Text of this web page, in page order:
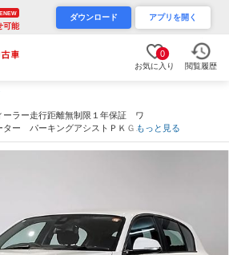
可能
ダウンロード アプリを開く
0
お気に入り 閲覧履歴
ラー走行距離無制限１年保証 ワ
ー パーキングアシストＰＫＧ
イト 純正ＨＤＤナビ バックカメ
ｔｏｏｔｈ（兵庫県）
もっと見る